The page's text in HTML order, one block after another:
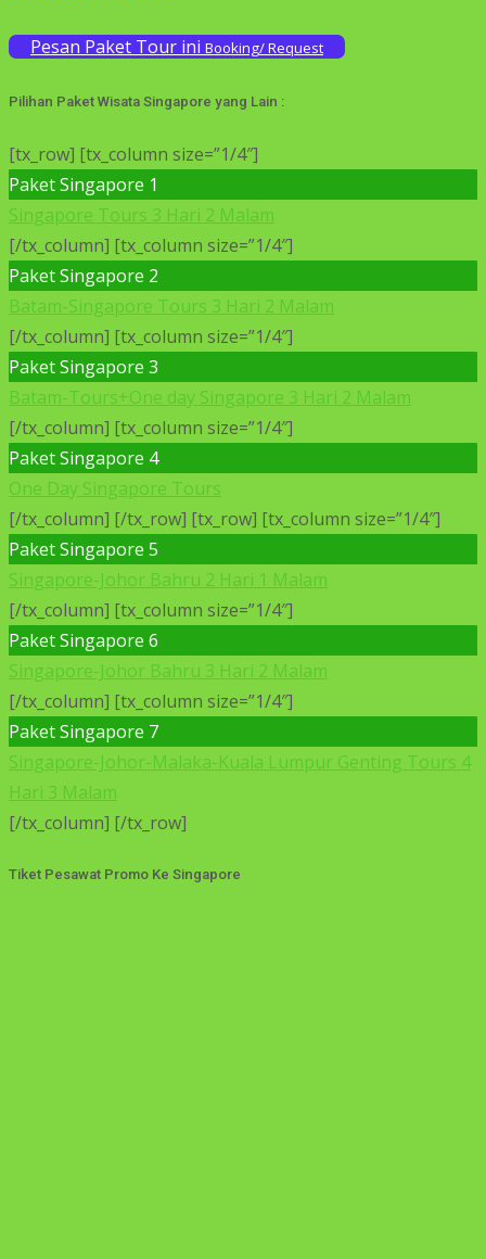
Pesan Paket Tour ini Booking/ Request
Pilihan Paket Wisata Singapore yang Lain :
[tx_row] [tx_column size=”1/4″]
Paket Singapore 1
Singapore Tours 3 Hari 2 Malam
[/tx_column] [tx_column size=”1/4″]
Paket Singapore 2
Batam-Singapore Tours 3 Hari 2 Malam
[/tx_column] [tx_column size=”1/4″]
Paket Singapore 3
Batam-Tours+One day Singapore 3 Hari 2 Malam
[/tx_column] [tx_column size=”1/4″]
Paket Singapore 4
One Day Singapore Tours
[/tx_column] [/tx_row] [tx_row] [tx_column size=”1/4″]
Paket Singapore 5
Singapore-Johor Bahru 2 Hari 1 Malam
[/tx_column] [tx_column size=”1/4″]
Paket Singapore 6
Singapore-Johor Bahru 3 Hari 2 Malam
[/tx_column] [tx_column size=”1/4″]
Paket Singapore 7
Singapore-Johor-Malaka-Kuala Lumpur Genting Tours 4
Hari 3 Malam
[/tx_column] [/tx_row]
Tiket Pesawat Promo Ke Singapore